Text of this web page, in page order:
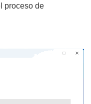
proceso de